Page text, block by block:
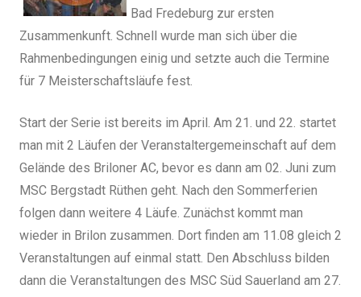
Bad Fredeburg zur ersten
Zusammenkunft. Schnell wurde man sich über die
Rahmenbedingungen einig und setzte auch die Termine
für 7 Meisterschaftsläufe fest.
Start der Serie ist bereits im April. Am 21. und 22. startet
man mit 2 Läufen der Veranstaltergemeinschaft auf dem
Gelände des Briloner AC, bevor es dann am 02. Juni zum
MSC Bergstadt Rüthen geht. Nach den Sommerferien
folgen dann weitere 4 Läufe. Zunächst kommt man
wieder in Brilon zusammen. Dort finden am 11.08 gleich 2
Veranstaltungen auf einmal statt. Den Abschluss bilden
dann die Veranstaltungen des MSC Süd Sauerland am 27.